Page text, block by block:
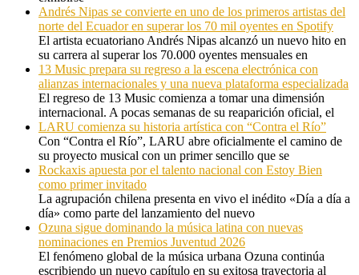
Andrés Nipas se convierte en uno de los primeros artistas del
norte del Ecuador en superar los 70 mil oyentes en Spotify
El artista ecuatoriano Andrés Nipas alcanzó un nuevo hito en
su carrera al superar los 70.000 oyentes mensuales en
13 Music prepara su regreso a la escena electrónica con
alianzas internacionales y una nueva plataforma especializada
El regreso de 13 Music comienza a tomar una dimensión
internacional. A pocas semanas de su reaparición oficial, el
LARU comienza su historia artística con “Contra el Río”
Con “Contra el Río”, LARU abre oficialmente el camino de
su proyecto musical con un primer sencillo que se
Rockaxis apuesta por el talento nacional con Estoy Bien
como primer invitado
La agrupación chilena presenta en vivo el inédito «Día a día a
día» como parte del lanzamiento del nuevo
Ozuna sigue dominando la música latina con nuevas
nominaciones en Premios Juventud 2026
El fenómeno global de la música urbana Ozuna continúa
escribiendo un nuevo capítulo en su exitosa trayectoria al